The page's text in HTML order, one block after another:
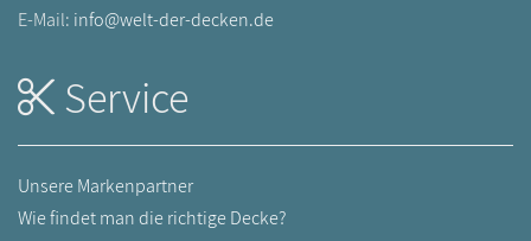
E-Mail: info@welt-der-decken.de
Service
Unsere Markenpartner
Wie findet man die richtige Decke?